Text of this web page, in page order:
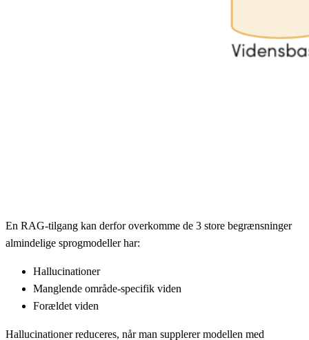
En RAG-tilgang kan derfor overkomme de 3 store begrænsninger
almindelige sprogmodeller har:
Hallucinationer
Manglende område-specifik viden
Forældet viden
Hallucinationer reduceres, når man supplerer modellen med